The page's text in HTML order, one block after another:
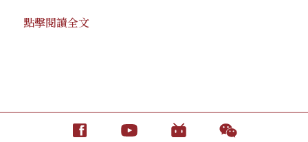
點擊閱讀全文